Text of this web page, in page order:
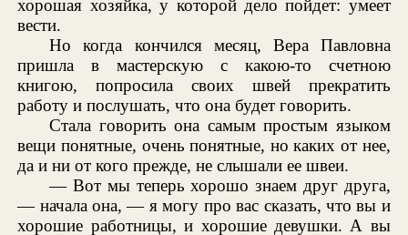
хорошая хозяйка, у которой дело пойдет: умеет
вести.
Но когда кончился месяц, Вера Павловна
пришла в мастерскую с какою-то счетною
книгою, попросила своих швей прекратить
работу и послушать, что она будет говорить.
Стала говорить она самым простым языком
вещи понятные, очень понятные, но каких от нее,
да и ни от кого прежде, не слышали ее швеи.
— Вот мы теперь хорошо знаем друг друга,
— начала она, — я могу про вас сказать, что вы и
хорошие работницы, и хорошие девушки. А вы